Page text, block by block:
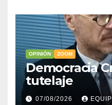
OPINIÓN ZOOM
Democracia
tutelaje
07/08/2026